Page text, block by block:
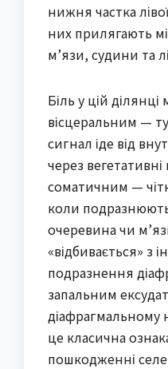
нижня частка
них прилягають
м’язи, судини та
Біль у цій
вісцеральним —
сигнал іде від
через
соматичним —
коли
очеревина чи
«відбивається» з
подразнення
запальним
діафрагмальному
це класична
пошкодженні